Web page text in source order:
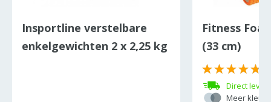
Insportline verstelbare
enkelgewichten 2 x 2,25 kg
Fitness
(33 cm)
Direct
Meer